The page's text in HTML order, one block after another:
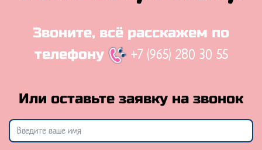
Звоните, всё расскажем по
телефону
+7 (965) 280 30 55
Или оставьте заявку на звонок